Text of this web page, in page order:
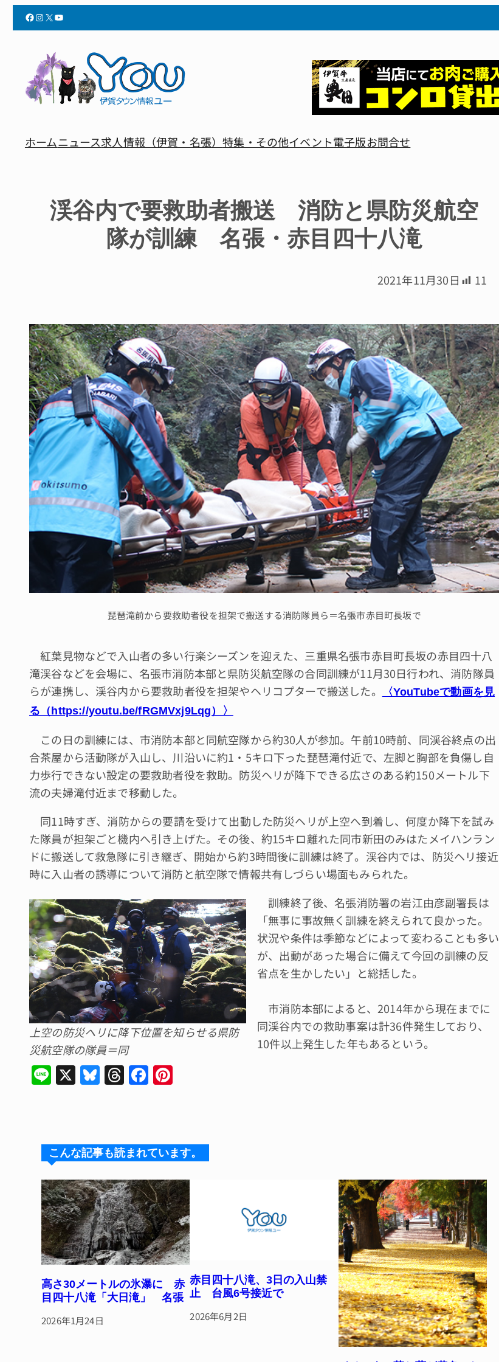
Facebook InstagramX YouTube
ホームニュース求人情報（伊賀・名張）特集・その他イベント電子版お問合せ
渓谷内で要救助者搬送 消防と県防災航空
隊が訓練 名張・赤目四十八滝
2021年11月30日 11
琵琶滝前から要救助者役を担架で搬送する消防隊員ら＝名張市赤目町長坂で
紅葉見物などで入山者の多い行楽シーズンを迎えた、三重県名張市赤目町長坂の赤目四十八
滝渓谷などを会場に、名張市消防本部と県防災航空隊の合同訓練が11月30日行われ、消防隊員
らが連携し、渓谷内から要救助者役を担架やヘリコプターで搬送した。
〈YouTubeで動画を見
る（https://youtu.be/fRGMVxj9Lqg）〉
この日の訓練には、市消防本部と同航空隊から約30人が参加。午前10時前、同渓谷終点の出
合茶屋から活動隊が入山し、川沿いに約1・5キロ下った琵琶滝付近で、左脚と胸部を負傷し自
力歩行できない設定の要救助者役を救助。防災ヘリが降下できる広さのある約150メートル下
流の夫婦滝付近まで移動した。
同11時すぎ、消防からの要請を受けて出動した防災ヘリが上空へ到着し、何度か降下を試み
た隊員が担架ごと機内へ引き上げた。その後、約15キロ離れた同市新田のみはたメイハンラン
ドに搬送して救急隊に引き継ぎ、開始から約3時間後に訓練は終了。渓谷内では、防災ヘリ接近
時に入山者の誘導について消防と航空隊で情報共有しづらい場面もみられた。
上空の防災ヘリに降下位置を知らせる県防
災航空隊の隊員＝同
訓練終了後、名張消防署の岩江由彦副署長は
「無事に事故無く訓練を終えられて良かった。
状況や条件は季節などによって変わることも多い
が、出動があった場合に備えて今回の訓練の反
省点を生かしたい」と総括した。
市消防本部によると、2014年から現在までに
同渓谷内での救助事案は計36件発生しており、
10件以上発生した年もあるという。
Li X Bl
k
y
T
d
s
F
b
o
o
k
st
こんな記事も読まれています。
高さ30メートルの氷瀑に 赤
目四十八滝「大日滝」 名張
2026年1月24日
赤目四十八滝、3日の入山禁
止 台風6号接近で
2026年6月2日